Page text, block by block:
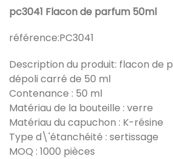
pc3041 Flacon de parfum 50ml
référence:PC3041
Description du produit: flacon de
dépoli carré de 50 ml
Contenance : 50 ml
Matériau de la bouteille : verre
Matériau du capuchon : K-résine
Type d\'étanchéité : sertissage
MOQ : 1000 pièces